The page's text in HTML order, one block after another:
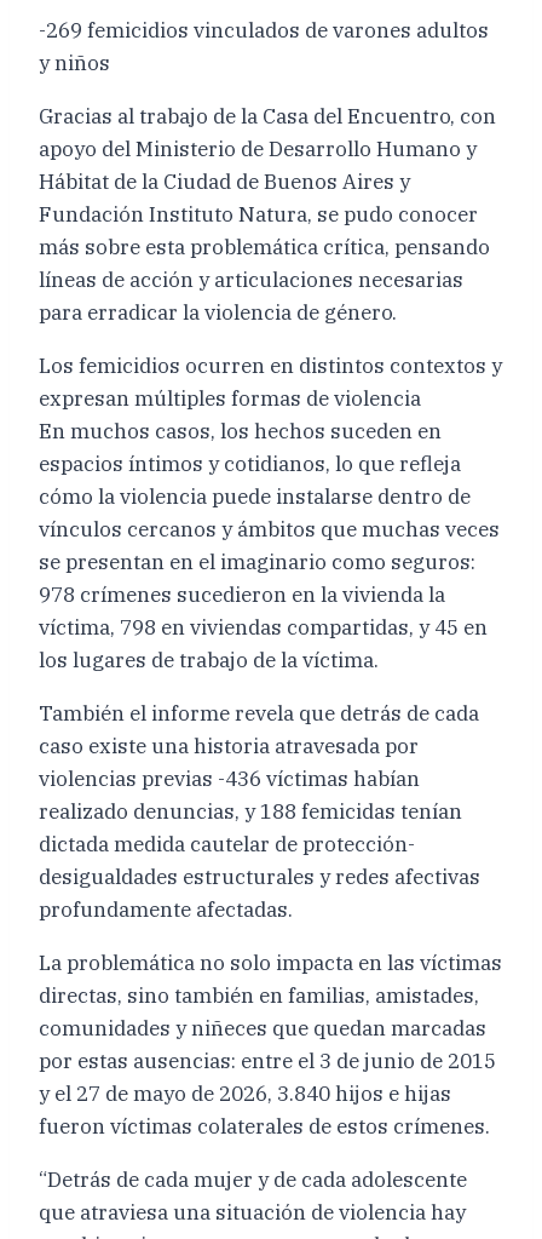
-269 femicidios vinculados de varones adultos
y niños
Gracias al trabajo de la Casa del Encuentro, con
apoyo del Ministerio de Desarrollo Humano y
Hábitat de la Ciudad de Buenos Aires y
Fundación Instituto Natura, se pudo conocer
más sobre esta problemática crítica, pensando
líneas de acción y articulaciones necesarias
para erradicar la violencia de género.
Los femicidios ocurren en distintos contextos y
expresan múltiples formas de violencia
En muchos casos, los hechos suceden en
espacios íntimos y cotidianos, lo que refleja
cómo la violencia puede instalarse dentro de
vínculos cercanos y ámbitos que muchas veces
se presentan en el imaginario como seguros:
978 crímenes sucedieron en la vivienda la
víctima, 798 en viviendas compartidas, y 45 en
los lugares de trabajo de la víctima.
También el informe revela que detrás de cada
caso existe una historia atravesada por
violencias previas -436 víctimas habían
realizado denuncias, y 188 femicidas tenían
dictada medida cautelar de protección-
desigualdades estructurales y redes afectivas
profundamente afectadas.
La problemática no solo impacta en las víctimas
directas, sino también en familias, amistades,
comunidades y niñeces que quedan marcadas
por estas ausencias: entre el 3 de junio de 2015
y el 27 de mayo de 2026, 3.840 hijos e hijas
fueron víctimas colaterales de estos crímenes.
“Detrás de cada mujer y de cada adolescente
que atraviesa una situación de violencia hay